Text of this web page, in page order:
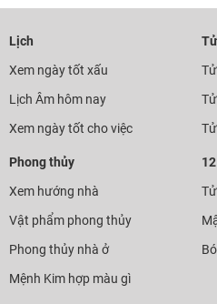
Lịch
Xem ngày tốt xấu
Lịch Âm hôm nay
Xem ngày tốt cho việc
Phong thủy
Xem hướng nhà
Vật phẩm phong thủy
Phong thủy nhà ở
Mệnh Kim hợp màu gì